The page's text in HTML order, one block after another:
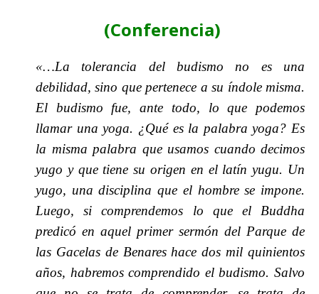
(Conferencia)
«…La tolerancia del budismo no es una
debilidad, sino que pertenece a su índole misma.
El budismo fue, ante todo, lo que podemos
llamar una yoga. ¿Qué es la palabra yoga? Es
la misma palabra que usamos cuando decimos
yugo y que tiene su origen en el latín yugu. Un
yugo, una disciplina que el hombre se impone.
Luego, si comprendemos lo que el Buddha
predicó en aquel primer sermón del Parque de
las Gacelas de Benares hace dos mil quinientos
años, habremos comprendido el budismo. Salvo